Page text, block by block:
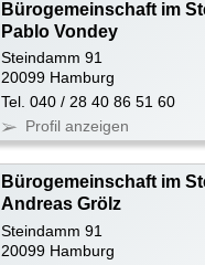
Bürogemeinschaft im
Pablo Vondey
Steindamm 91
20099 Hamburg
Tel. 040 / 28 40 86 51 60
Profil anzeigen
Bürogemeinschaft im
Andreas Grölz
Steindamm 91
20099 Hamburg